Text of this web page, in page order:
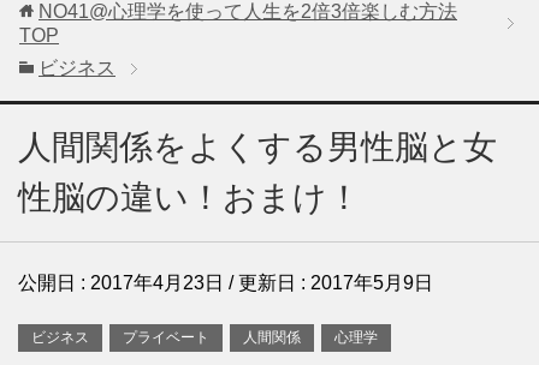
NO41@心理学を使って人生を2倍3倍楽しむ方法
TOP
ビジネス
人間関係をよくする男性脳と女
性脳の違い！おまけ！
公開日 : 2017年4月23日 / 更新日 : 2017年5月9日
ビジネス プライベート 人間関係 心理学